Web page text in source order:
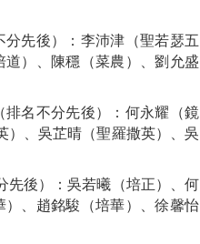
先後）：李沛津（聖若瑟五
）、陳穩（菜農）、劉允盛
名不分先後）：何永耀（鏡
）、吳芷晴（聖羅撒英）、吳
後）：吳若曦（培正）、何
、趙銘駿（培華）、徐馨怡